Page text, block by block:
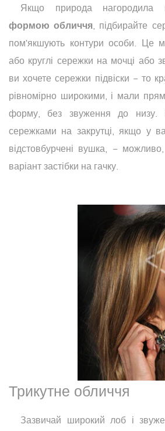
Якщо природа нагородила
формою обличчя, підбирайте
пом'якшують контури особи. Це
або круглі сережки на мочці або
ви хочете сережки підвіски − то
рівномірно широкими, і мали
форму, без звуження до низу.
сережками на закрутці, якщо у
відстовбурчені вушка, −
варіант застібки на гачку.
Трикутне обличчя
Зазвичай широкий лоб і